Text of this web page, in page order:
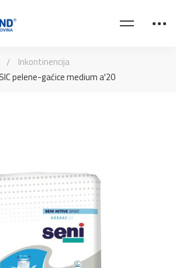
Inkontinencija
pelene-gaćice medium a'20